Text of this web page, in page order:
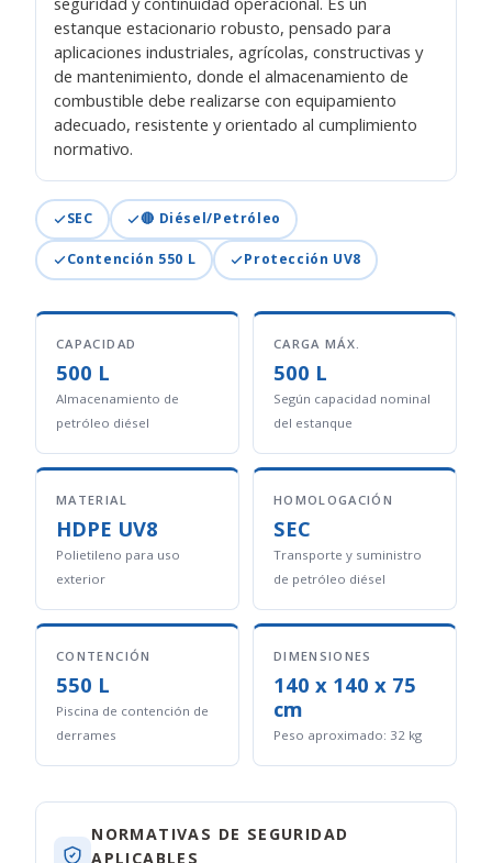
estanque estacionario robusto, pensado para
aplicaciones industriales, agrícolas, constructivas y
de mantenimiento, donde el almacenamiento de
combustible debe realizarse con equipamiento
adecuado, resistente y orientado al cumplimiento
normativo.
SEC 🔴 Diésel/Petróleo
Contención 550 L Protección UV8
CAPACIDAD
500 L
Almacenamiento de
petróleo diésel
CARGA MÁX.
500 L
Según capacidad nominal
del estanque
MATERIAL
HDPE UV8
Polietileno para uso
exterior
HOMOLOGACIÓN
SEC
Transporte y suministro
de petróleo diésel
CONTENCIÓN
550 L
Piscina de contención de
derrames
DIMENSIONES
140 x 140 x 75
cm
Peso aproximado: 32 kg
NORMATIVAS DE SEGURIDAD
APLICABLES